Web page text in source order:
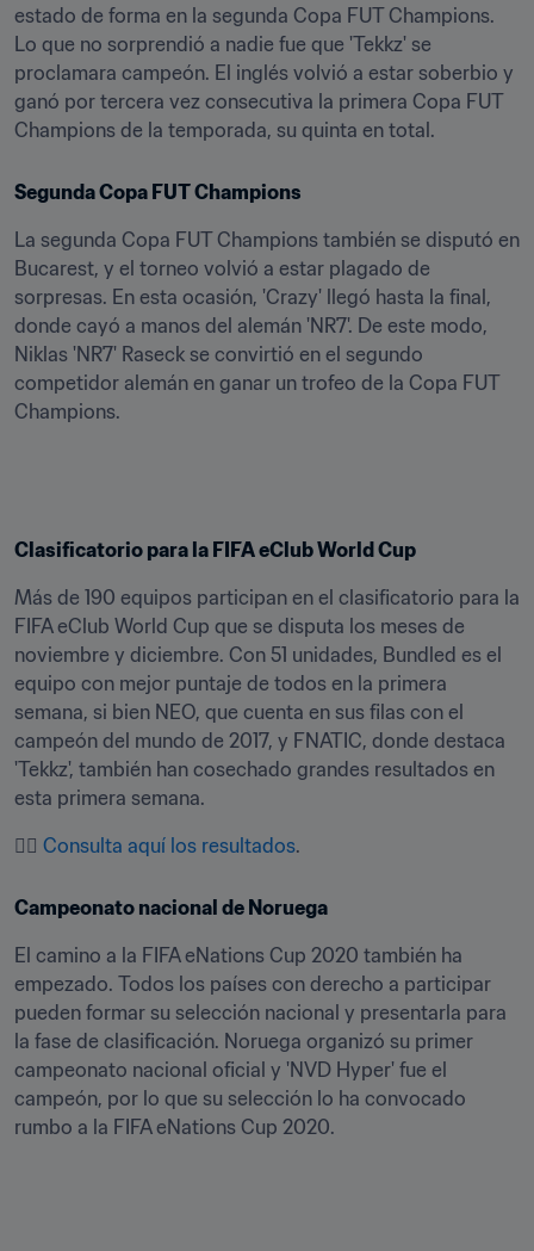
estado de forma en la segunda Copa FUT Champions.
Lo que no sorprendió a nadie fue que 'Tekkz' se
proclamara campeón. El inglés volvió a estar soberbio y
ganó por tercera vez consecutiva la primera Copa FUT
Champions de la temporada, su quinta en total.
Segunda Copa FUT Champions
La segunda Copa FUT Champions también se disputó en
Bucarest, y el torneo volvió a estar plagado de
sorpresas. En esta ocasión, 'Crazy' llegó hasta la final,
donde cayó a manos del alemán 'NR7'. De este modo,
Niklas 'NR7' Raseck se convirtió en el segundo
competidor alemán en ganar un trofeo de la Copa FUT
Champions.
Clasificatorio para la FIFA eClub World Cup
Más de 190 equipos participan en el clasificatorio para la
FIFA eClub World Cup que se disputa los meses de
noviembre y diciembre. Con 51 unidades, Bundled es el
equipo con mejor puntaje de todos en la primera
semana, si bien NEO, que cuenta en sus filas con el
campeón del mundo de 2017, y FNATIC, donde destaca
'Tekkz', también han cosechado grandes resultados en
esta primera semana.
👉🏼 Consulta aquí los resultados.
Campeonato nacional de Noruega
El camino a la FIFA eNations Cup 2020 también ha
empezado. Todos los países con derecho a participar
pueden formar su selección nacional y presentarla para
la fase de clasificación. Noruega organizó su primer
campeonato nacional oficial y 'NVD Hyper' fue el
campeón, por lo que su selección lo ha convocado
rumbo a la FIFA eNations Cup 2020.